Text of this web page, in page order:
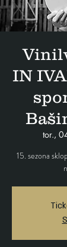
IN
tor.,
15. sezona